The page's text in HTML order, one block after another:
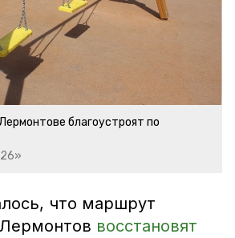
благоустроят по
что маршрут
восстановят